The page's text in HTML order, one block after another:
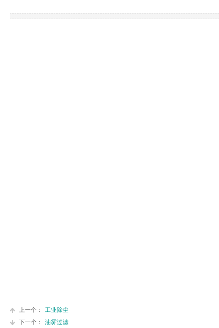
上一个：
工业除尘
下一个：
油雾过滤